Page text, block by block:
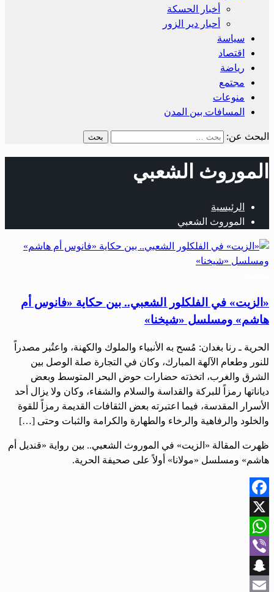
أخبار الحسكة
أحبار دير الزور
سياسة
اقتصاد
رياضة
مجتمع
منوعات
المسافات بين المدن
البحث عن:
الموروث الشعبي
الرئيسية
الموروث الشعبي
«الزيت» في الفلكلور الشعبي.. بين حكاية «فانوس أم
هاشم» ومسلسل «شيخنا»
الحرية ـ رنا بغدان: مُسح به الأنبياء والملوك والكهنة، واعتُبر مصدراً
للنور وطعام الآلهة المبارك، وكان في التجارة صلة الوصل بين
الشرق والغرب، اتخذته حضارات حوض البحر المتوسط وبعض
دياناتها رمزاً للبركة والقداسة والسلام والشفاء، وكان ولا يزال أحد
الأسرار المقدسة، فيما اعتبرته بعض الثقافات القديمة رمزاً للقوة
والخلود والرفاهية والرخاء والطهارة والكرامة والثبات وحتى […]
ظهرت المقالة «الزيت» في الموروث الشعبي.. بين رواية «قنديل أم
هاشم» ومسلسل «مولانا» أولاً على صحيفة الحرية.
Facebook
X
WhatsApp
Viber
Snapchat